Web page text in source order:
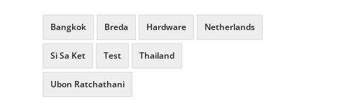
Bangkok Breda Hardware Netherlands
Si Sa Ket Test Thailand
Ubon Ratchathani